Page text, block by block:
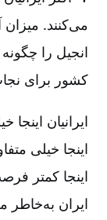
می‌‌کنند. میزان
انجیل را چگونه
کشور برای
ایرانیان
اینجا خیلی
اینجا کمتر
ایران